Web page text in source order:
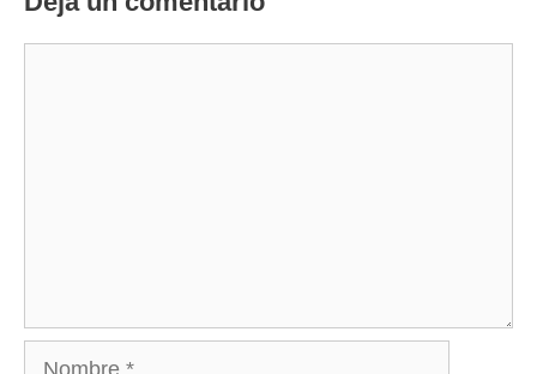
Nombre